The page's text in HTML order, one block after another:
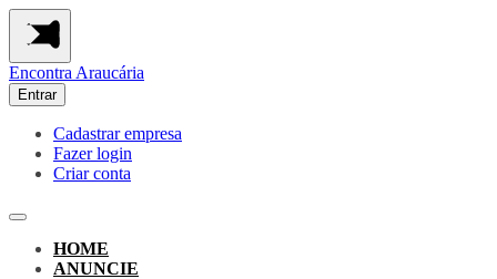
Encontra Araucária
Entrar
Cadastrar empresa
Fazer login
Criar conta
HOME
ANUNCIE